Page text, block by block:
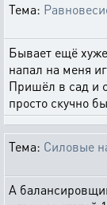
Тема:
Бывает ещё
напал на меня
Пришёл в сад и
просто скучно
Тема: Силовые
А